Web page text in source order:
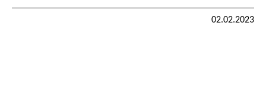
02.02.2023